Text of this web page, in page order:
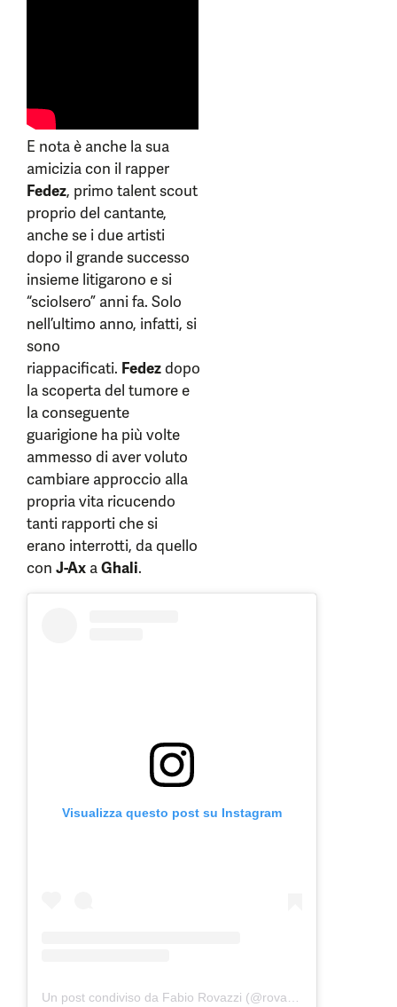
E nota è anche la sua
amicizia con il rapper
Fedez, primo talent scout
proprio del cantante,
anche se i due artisti
dopo il grande successo
insieme litigarono e si
“sciolsero” anni fa. Solo
nell’ultimo anno, infatti, si
sono
riappacificati. Fedezdopo
la scoperta del tumore e
la conseguente
guarigione ha più volte
ammesso di aver voluto
cambiare approccio alla
propria vita ricucendo
tanti rapporti che si
erano interrotti, da quello
con J-Ax aGhali.
Visualizza questo post su Instagram